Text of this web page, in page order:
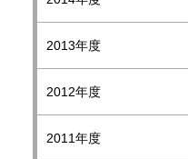
2013年度
2012年度
2011年度